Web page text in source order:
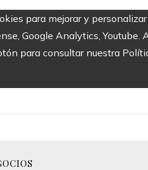
para mejorar y
Google Analytics,
para consultar nuestra